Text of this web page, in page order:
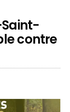
contre